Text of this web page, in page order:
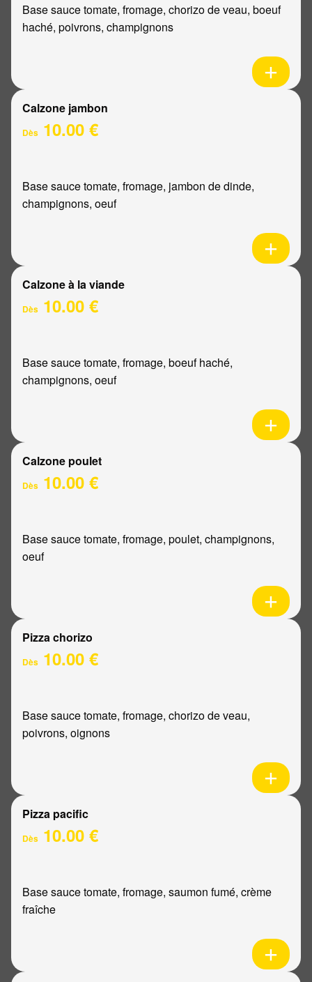
Base sauce tomate, fromage, chorizo de veau, boeuf
haché, poivrons, champignons
Calzone jambon
Dès 10.00 €
Base sauce tomate, fromage, jambon de dinde,
champignons, oeuf
Calzone à la viande
Dès 10.00 €
Base sauce tomate, fromage, boeuf haché,
champignons, oeuf
Calzone poulet
Dès 10.00 €
Base sauce tomate, fromage, poulet, champignons,
oeuf
Pizza chorizo
Dès 10.00 €
Base sauce tomate, fromage, chorizo de veau,
poivrons, oignons
Pizza pacific
Dès 10.00 €
Base sauce tomate, fromage, saumon fumé, crème
fraîche